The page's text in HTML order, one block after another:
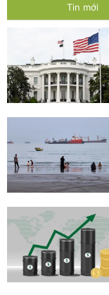
Tin mới